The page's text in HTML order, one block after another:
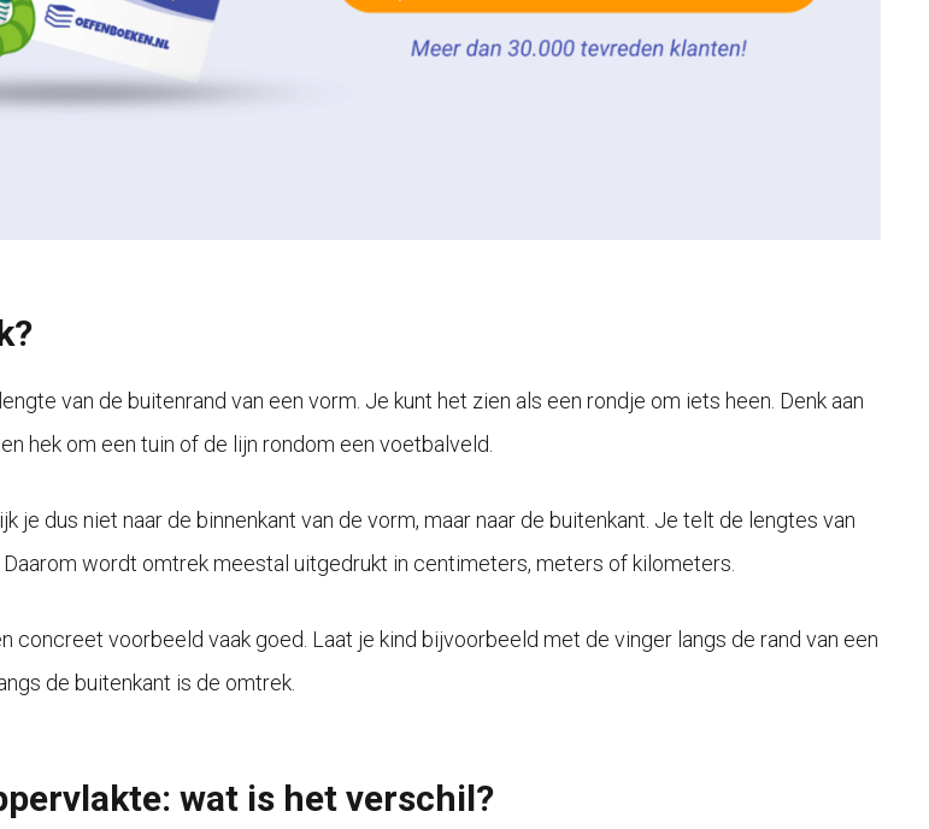
van de buitenrand van een vorm. Je kunt het zien als een rondje om iets heen. Denk aan
hek om een tuin of de lijn rondom een voetbalveld.
je dus niet naar de binnenkant van de vorm, maar naar de buitenkant. Je telt de lengtes van
Daarom wordt omtrek meestal uitgedrukt in centimeters, meters of kilometers.
concreet voorbeeld vaak goed. Laat je kind bijvoorbeeld met de vinger langs de rand van een
de buitenkant is de omtrek.
wat is het verschil?